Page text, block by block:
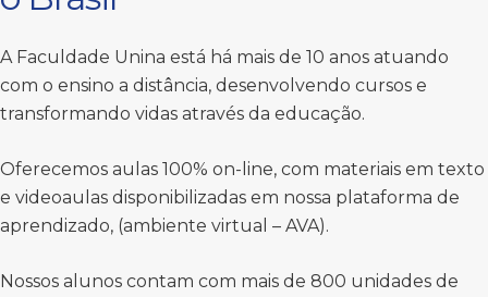
A Faculdade Unina está há mais de 10 anos atuando
com o ensino a distância, desenvolvendo cursos e
transformando vidas através da educação.
Oferecemos aulas 100% on-line, com materiais em texto
e videoaulas disponibilizadas em nossa plataforma de
aprendizado, (ambiente virtual – AVA).
Nossos alunos contam com mais de 800 unidades de